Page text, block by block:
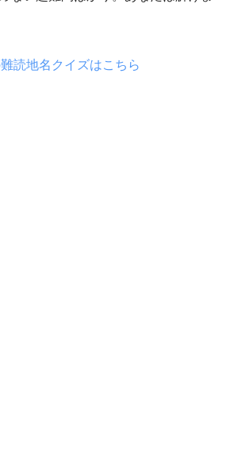
読地名クイズはこちら